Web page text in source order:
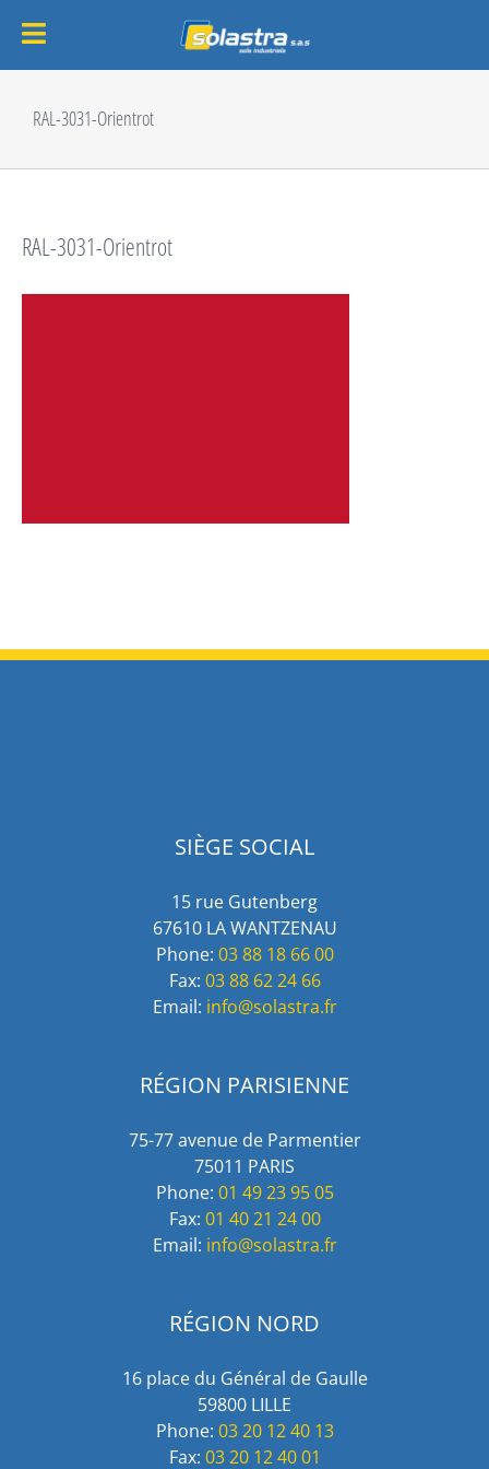
contenuRAL-3031-Orientrot
RAL-3031-Orientrot
SIÈGE SOCIAL
15 rue Gutenberg
67610 LA WANTZENAU
Phone: 03 88 18 66 00
Fax: 03 88 62 24 66
Email: info@solastra.fr
RÉGION PARISIENNE
75-77 avenue de Parmentier
75011 PARIS
Phone: 01 49 23 95 05
Fax: 01 40 21 24 00
Email: info@solastra.fr
RÉGION NORD
16 place du Général de Gaulle
59800 LILLE
Phone: 03 20 12 40 13
Fax: 03 20 12 40 01